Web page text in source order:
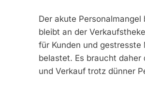
Der akute
bleibt an der
für Kunden und
belastet. Es braucht
und Verkauf trotz dünner